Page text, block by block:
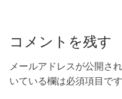
コメントを残す
メールアドレスが公開さ
いている欄は必須項目です